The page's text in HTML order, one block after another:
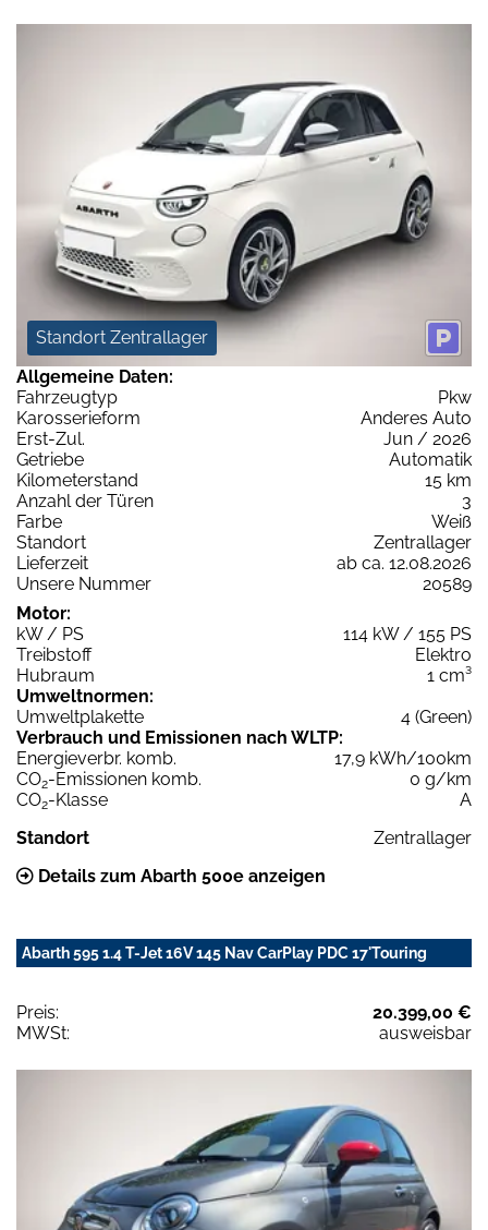
Standort Zentrallager
Allgemeine Daten:
Fahrzeugtyp
Pkw
Karosserieform
Anderes Auto
Erst-Zul.
Jun / 2026
Getriebe
Automatik
Kilometerstand
15 km
Anzahl der Türen
3
Farbe
Weiß
Standort
Zentrallager
Lieferzeit
ab ca. 12.08.2026
Unsere Nummer
20589
Motor:
kW / PS
114 kW / 155 PS
Treibstoff
Elektro
Hubraum
1 cm³
Umweltnormen:
Umweltplakette
4 (Green)
Verbrauch und Emissionen nach WLTP:
Energieverbr. komb.
17,9 kWh/100km
CO2-Emissionen komb.
0 g/km
CO2-Klasse
A
Standort
Zentrallager
Details zum Abarth 500e anzeigen
Abarth 595 1.4 T-Jet 16V 145 Nav CarPlay PDC 17'Touring
Preis:
20.399,00 €
MWSt:
ausweisbar